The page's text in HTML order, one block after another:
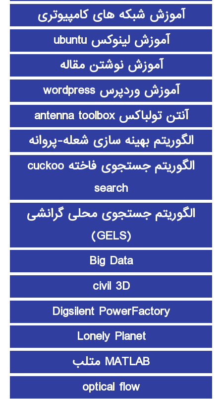
آموزش شبکه های کامپیوتری
آموزش لینوکس ubuntu
آموزش نوشتن مقاله
آموزش وردپرس wordpress
آنتن تولباکس antenna toolbox
الگوریتم بهینه سازی شعله-پروانه
الگوریتم جستجوی فاخته cuckoo
search
الگوریتم جستجوی محلی گرانشی
(GELS)
Big Data
civil 3D
Digsilent PowerFactory
Lonely Planet
MATLAB متلب
optical flow